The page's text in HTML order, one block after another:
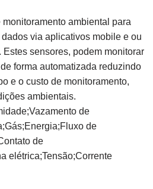
ambiental para
via aplicativos mobile e ou
sensores, podem monitorar
forma automatizada reduzindo
e o custo de monitoramento,
ambientais.
de
de
de
elétrica;Tensão;Corrente